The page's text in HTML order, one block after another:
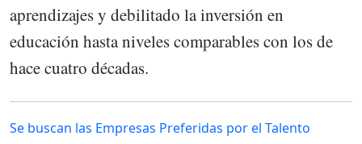
aprendizajes y debilitado la inversión en
educación hasta niveles comparables con los de
hace cuatro décadas.
Se buscan las Empresas Preferidas por el Talento